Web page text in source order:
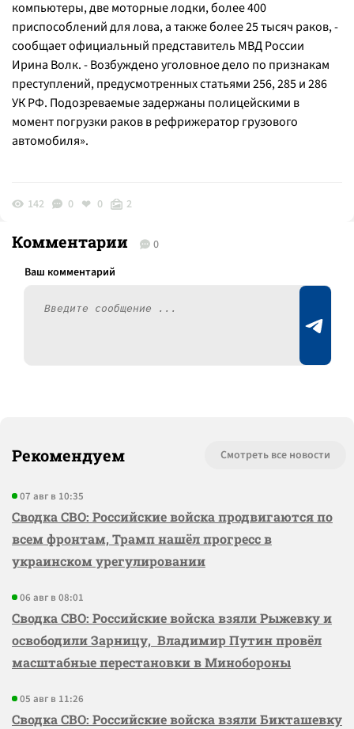
компьютеры, две моторные лодки, более 400
приспособлений для лова, а также более 25 тысяч раков, -
сообщает официальный представитель МВД России
Ирина Волк. - Возбуждено уголовное дело по признакам
преступлений, предусмотренных статьями 256, 285 и 286
УК РФ. Подозреваемые задержаны полицейскими в
момент погрузки раков в рефрижератор грузового
автомобиля».
142 0 0 2
Комментарии 0
Рекомендуем Смотреть все новости
07 авг в 10:35
Сводка СВО: Российские войска продвигаются по
всем фронтам, Трамп нашёл прогресс в
украинском урегулировании
06 авг в 08:01
Сводка СВО: Российские войска взяли Рыжевку и
освободили Зарницу, Владимир Путин провёл
масштабные перестановки в Минобороны
05 авг в 11:26
Сводка СВО: Российские войска взяли Бикташевку